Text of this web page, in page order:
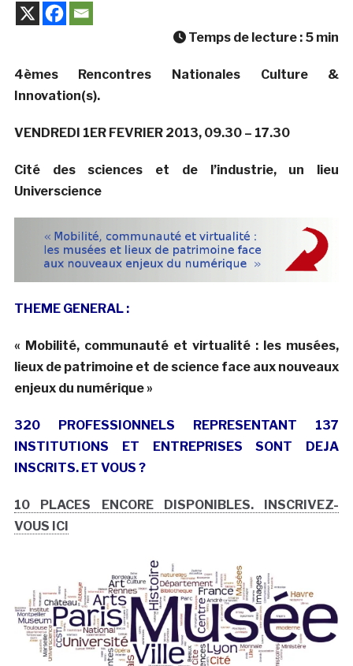
Temps de lecture : 5 min
4èmes Rencontres Nationales Culture &
Innovation(s).
VENDREDI 1ER FEVRIER 2013, 09.30 – 17.30
Cité des sciences et de l’industrie, un lieu
Universcience
THEME GENERAL :
« Mobilité, communauté et virtualité : les musées,
lieux de patrimoine et de science face aux nouveaux
enjeux du numérique »
320 PROFESSIONNELS REPRESENTANT 137
INSTITUTIONS ET ENTREPRISES SONT DEJA
INSCRITS. ET VOUS ?
10 PLACES ENCORE DISPONIBLES. INSCRIVEZ-
VOUS ICI